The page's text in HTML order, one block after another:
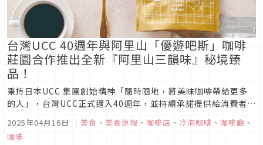
台灣UCC 40週年與阿里山「優遊吧斯」咖啡
莊園合作推出全新『阿里山三韻味』秘境臻
品！
秉持日本UCC 集團創始精神「隨時隨地，將美味咖啡帶給更多
的人」，台灣UCC正式邁入40週年，並持續承諾提供給消費者更
咖啡莊園「優遊吧斯」，雙方簽訂咖啡契作農場合約，穩定供應
得天獨厚的阿里山產地咖啡豆，在台落實從咖啡樹種植、原料採
2025年04月16日 ｜ 美食 、 美食速報 、 咖啡店 、 冷泡咖啡 、 咖啡廳 、
咖啡